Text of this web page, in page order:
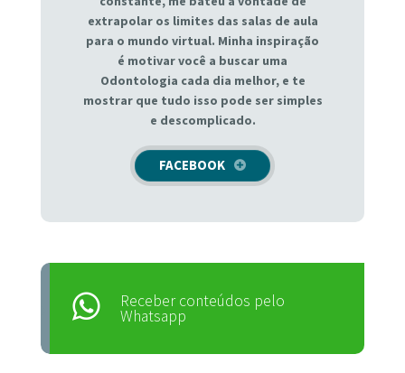
extrapolar os limites das salas de aula
para o mundo virtual. Minha inspiração
é motivar você a buscar uma
Odontologia cada dia melhor, e te
mostrar que tudo isso pode ser simples
e descomplicado.
FACEBOOK
Receber conteúdos pelo
Whatsapp